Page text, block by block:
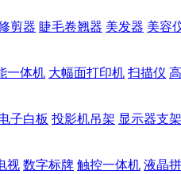
剪器 睫毛卷翘器 美发器 美容
一体机 大幅面打印机 扫描仪
子白板 投影机吊架 显示器支架
视 数字标牌 触控一体机 液晶